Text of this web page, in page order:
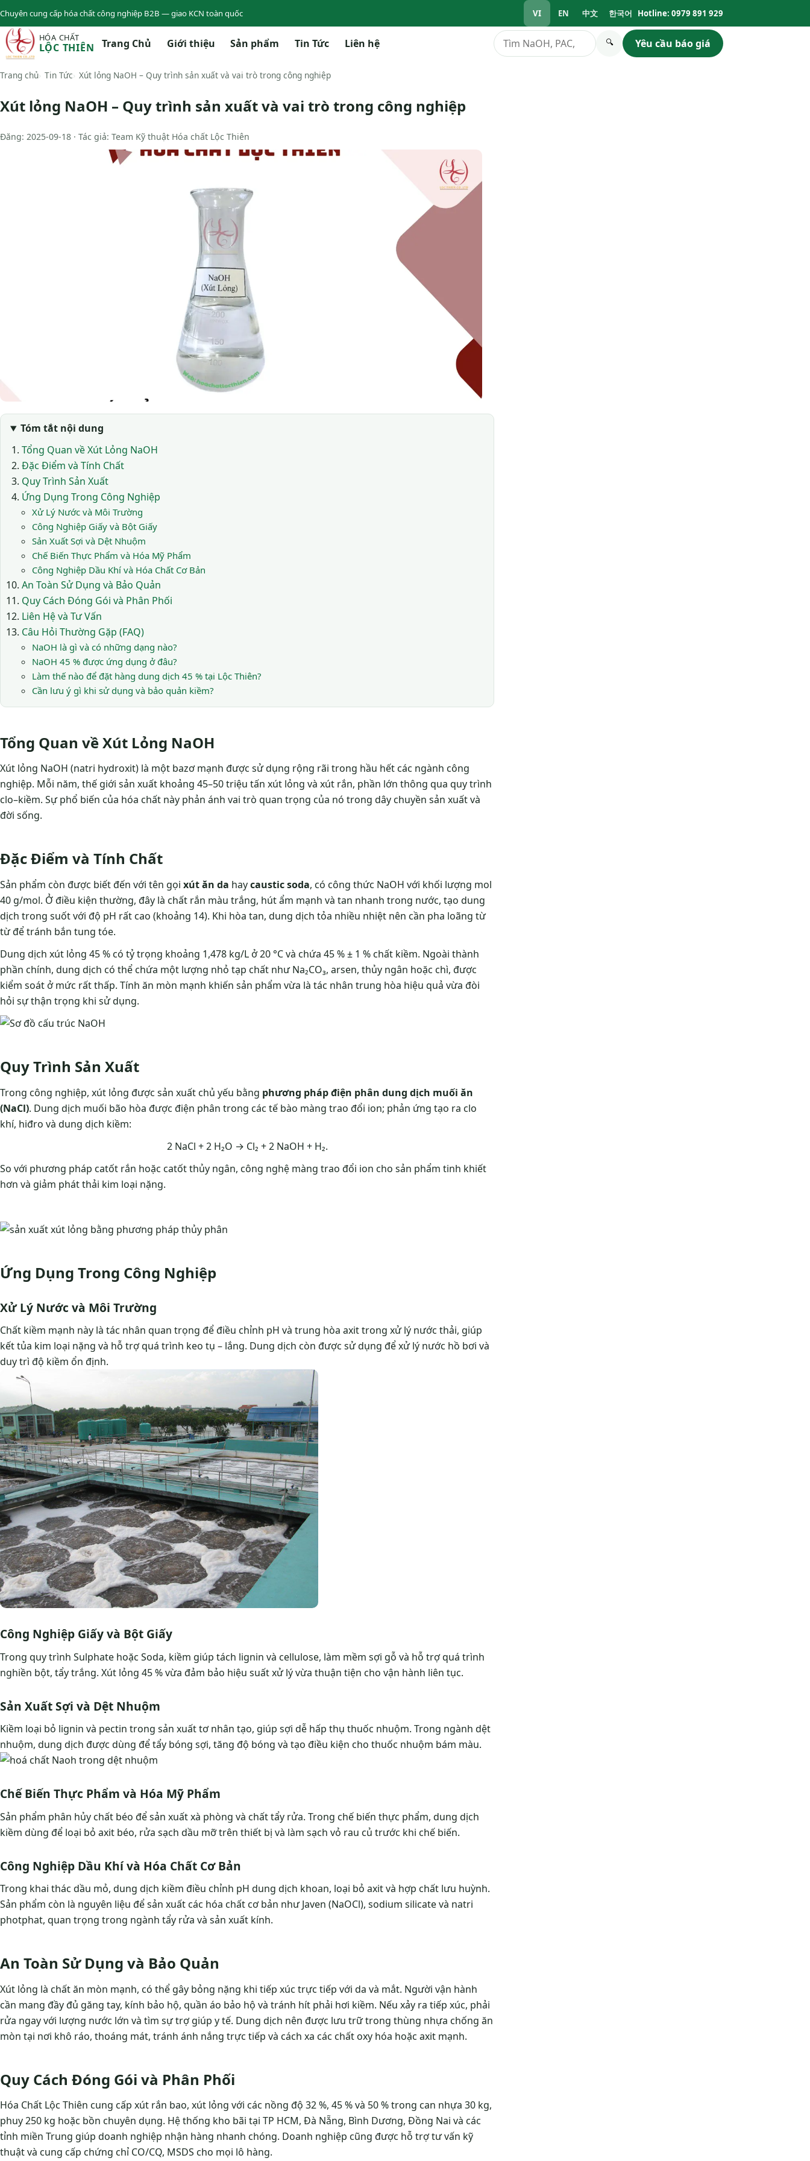
Chuyên cung cấp hóa chất công nghiệp B2B — giao KCN toàn quốc VI EN 中文 한국어 Hotline: 0979 891 929
HÓA CHẤT
LỘC THIÊN Trang Chủ Giới thiệu Sản phẩm Tin Tức Liên hệ Tìm kiếm 🔍 Yêu cầu báo giá
Trang chủ Tin Tức Xút lỏng NaOH – Quy trình sản xuất và vai trò trong công nghiệp
Xút lỏng NaOH – Quy trình sản xuất và vai trò trong công nghiệp
Đăng: 2025-09-18 · Tác giả: Team Kỹ thuật Hóa chất Lộc Thiên
Tóm tắt nội dung
Tổng Quan về Xút Lỏng NaOH
Đặc Điểm và Tính Chất
Quy Trình Sản Xuất
Ứng Dụng Trong Công Nghiệp
Xử Lý Nước và Môi Trường
Công Nghiệp Giấy và Bột Giấy
Sản Xuất Sợi và Dệt Nhuộm
Chế Biến Thực Phẩm và Hóa Mỹ Phẩm
Công Nghiệp Dầu Khí và Hóa Chất Cơ Bản
An Toàn Sử Dụng và Bảo Quản
Quy Cách Đóng Gói và Phân Phối
Liên Hệ và Tư Vấn
Câu Hỏi Thường Gặp (FAQ)
NaOH là gì và có những dạng nào?
NaOH 45 % được ứng dụng ở đâu?
Làm thế nào để đặt hàng dung dịch 45 % tại Lộc Thiên?
Cần lưu ý gì khi sử dụng và bảo quản kiềm?
Tổng Quan về Xút Lỏng NaOH
Xút lỏng NaOH (natri hydroxit) là một bazơ mạnh được sử dụng rộng rãi trong hầu hết các ngành công
nghiệp. Mỗi năm, thế giới sản xuất khoảng 45–50 triệu tấn xút lỏng và xút rắn, phần lớn thông qua quy trình
clo–kiềm. Sự phổ biến của hóa chất này phản ánh vai trò quan trọng của nó trong dây chuyền sản xuất và
đời sống.
Đặc Điểm và Tính Chất
Sản phẩm còn được biết đến với tên gọi xút ăn da haycaustic soda, có công thức NaOH với khối lượng mol
40 g/mol. Ở điều kiện thường, đây là chất rắn màu trắng, hút ẩm mạnh và tan nhanh trong nước, tạo dung
dịch trong suốt với độ pH rất cao (khoảng 14). Khi hòa tan, dung dịch tỏa nhiều nhiệt nên cần pha loãng từ
từ để tránh bắn tung tóe.
Dung dịch xút lỏng 45 % có tỷ trọng khoảng 1,478 kg/L ở 20 °C và chứa 45 % ± 1 % chất kiềm. Ngoài thành
phần chính, dung dịch có thể chứa một lượng nhỏ tạp chất như Na₂CO₃, arsen, thủy ngân hoặc chì, được
kiểm soát ở mức rất thấp. Tính ăn mòn mạnh khiến sản phẩm vừa là tác nhân trung hòa hiệu quả vừa đòi
hỏi sự thận trọng khi sử dụng.
Quy Trình Sản Xuất
Trong công nghiệp, xút lỏng được sản xuất chủ yếu bằng phương pháp điện phân dung dịch muối ăn
(NaCl). Dung dịch muối bão hòa được điện phân trong các tế bào màng trao đổi ion; phản ứng tạo ra clo
khí, hiđro và dung dịch kiềm:
2 NaCl + 2 H₂O → Cl₂ + 2 NaOH + H₂.
So với phương pháp catốt rắn hoặc catốt thủy ngân, công nghệ màng trao đổi ion cho sản phẩm tinh khiết
hơn và giảm phát thải kim loại nặng.
Ứng Dụng Trong Công Nghiệp
Xử Lý Nước và Môi Trường
Chất kiềm mạnh này là tác nhân quan trọng để điều chỉnh pH và trung hòa axit trong xử lý nước thải, giúp
kết tủa kim loại nặng và hỗ trợ quá trình keo tụ – lắng. Dung dịch còn được sử dụng để xử lý nước hồ bơi và
duy trì độ kiềm ổn định.
Công Nghiệp Giấy và Bột Giấy
Trong quy trình Sulphate hoặc Soda, kiềm giúp tách lignin và cellulose, làm mềm sợi gỗ và hỗ trợ quá trình
nghiền bột, tẩy trắng. Xút lỏng 45 % vừa đảm bảo hiệu suất xử lý vừa thuận tiện cho vận hành liên tục.
Sản Xuất Sợi và Dệt Nhuộm
Kiềm loại bỏ lignin và pectin trong sản xuất tơ nhân tạo, giúp sợi dễ hấp thụ thuốc nhuộm. Trong ngành dệt
nhuộm, dung dịch được dùng để tẩy bóng sợi, tăng độ bóng và tạo điều kiện cho thuốc nhuộm bám màu.
Chế Biến Thực Phẩm và Hóa Mỹ Phẩm
Sản phẩm phân hủy chất béo để sản xuất xà phòng và chất tẩy rửa. Trong chế biến thực phẩm, dung dịch
kiềm dùng để loại bỏ axit béo, rửa sạch dầu mỡ trên thiết bị và làm sạch vỏ rau củ trước khi chế biến.
Công Nghiệp Dầu Khí và Hóa Chất Cơ Bản
Trong khai thác dầu mỏ, dung dịch kiềm điều chỉnh pH dung dịch khoan, loại bỏ axit và hợp chất lưu huỳnh.
Sản phẩm còn là nguyên liệu để sản xuất các hóa chất cơ bản như Javen (NaOCl), sodium silicate và natri
photphat, quan trọng trong ngành tẩy rửa và sản xuất kính.
An Toàn Sử Dụng và Bảo Quản
Xút lỏng là chất ăn mòn mạnh, có thể gây bỏng nặng khi tiếp xúc trực tiếp với da và mắt. Người vận hành
cần mang đầy đủ găng tay, kính bảo hộ, quần áo bảo hộ và tránh hít phải hơi kiềm. Nếu xảy ra tiếp xúc, phải
rửa ngay với lượng nước lớn và tìm sự trợ giúp y tế. Dung dịch nên được lưu trữ trong thùng nhựa chống ăn
mòn tại nơi khô ráo, thoáng mát, tránh ánh nắng trực tiếp và cách xa các chất oxy hóa hoặc axit mạnh.
Quy Cách Đóng Gói và Phân Phối
Hóa Chất Lộc Thiên cung cấp xút rắn bao, xút lỏng với các nồng độ 32 %, 45 % và 50 % trong can nhựa 30 kg,
phuy 250 kg hoặc bồn chuyên dụng. Hệ thống kho bãi tại TP HCM, Đà Nẵng, Bình Dương, Đồng Nai và các
tỉnh miền Trung giúp doanh nghiệp nhận hàng nhanh chóng. Doanh nghiệp cũng được hỗ trợ tư vấn kỹ
thuật và cung cấp chứng chỉ CO/CQ, MSDS cho mọi lô hàng.